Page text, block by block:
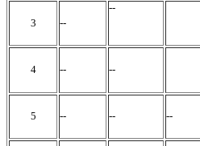
3 --
--
4 -- --
5 -- -- --